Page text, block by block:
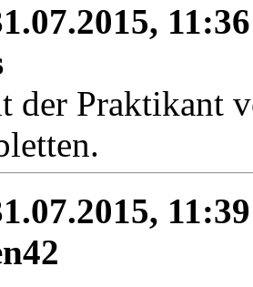
11:36
der Praktikant
11:39